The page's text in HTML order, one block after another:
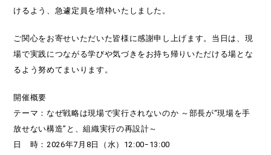
けるよう、急遽定員を増枠いたしました。
ご関心をお寄せいただいた皆様に感謝申し上げます。当日は、現
場で実践につながる学びや気づきをお持ち帰りいただける場とな
るよう努めてまいります。
開催概要
テーマ：なぜ戦略は現場で実行されないのか ～部長が“現場を手
放せない構造”と、組織実行の再設計～
日 時：2026年7月8日（水）12:00ｰ13:00